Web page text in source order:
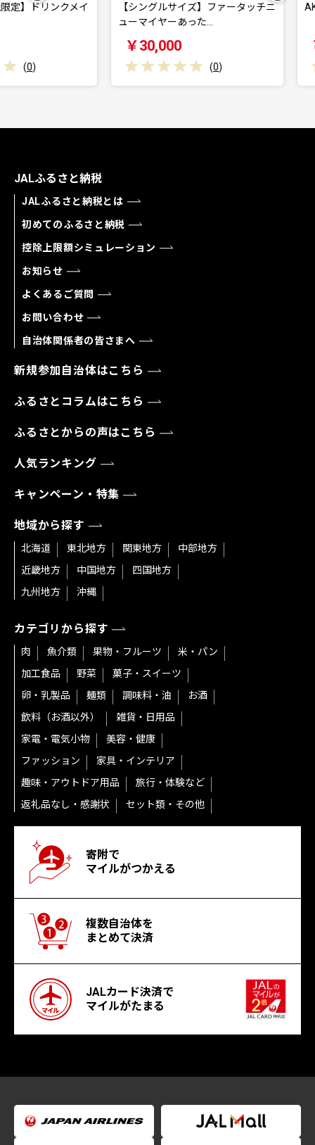
ンクメイ
【シングルサイズ】ファータッチニ
ューマイヤーあった…
￥30,000
(0 )
AKRacing
￥
JALふるさと納税
JALふるさと納税とは
初めてのふるさと納税
控除上限額シミュレーション
お知らせ
よくあるご質問
お問い合わせ
自治体関係者の皆さまへ
新規参加自治体はこちら
ふるさとコラムはこちら
ふるさとからの声はこちら
人気ランキング
キャンペーン・特集
地域から探す
北海道 東北地方 関東地方
中部地方
近畿地方
中国地方
四国地方
九州地方
沖縄
カテゴリから探す
肉 魚介類 果物・フルーツ
米・パン
加工食品
野菜
菓子・スイーツ
卵・乳製品
麺類 調味料・油
お酒
飲料（お酒以外）
雑貨・日用品
家電・電気小物
美容・健康
ファッション
家具・インテリア
趣味・アウトドア用品
旅行・体験など
返礼品なし・感謝状
セット類・その他
寄附で
マイルがつかえる
複数自治体を
まとめて決済
JALカード決済で
マイルがたまる